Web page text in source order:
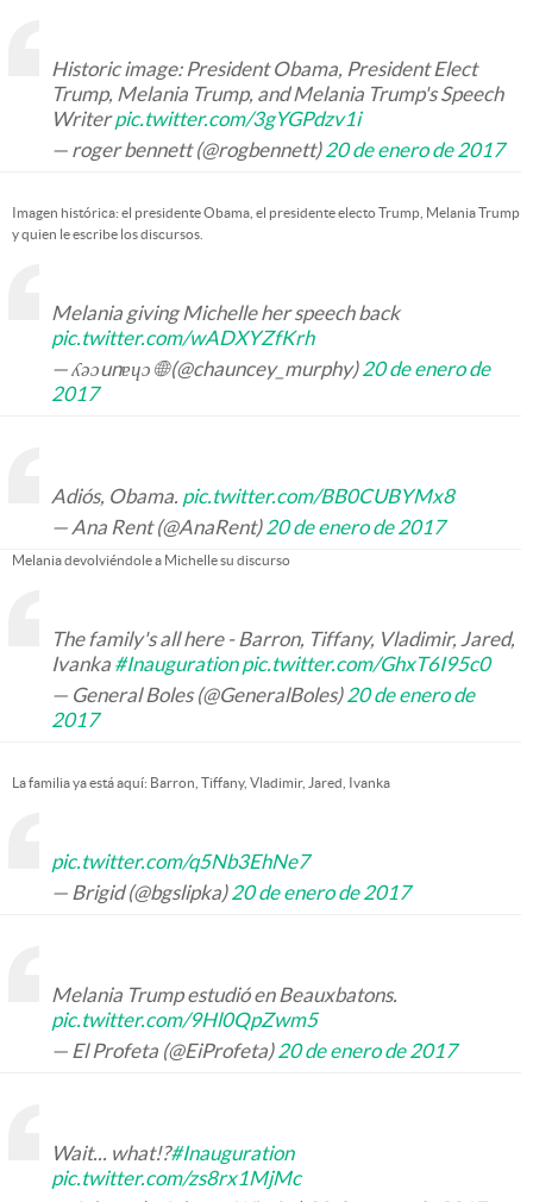
Historic image: President Obama, President Elect
Trump, Melania Trump, and Melania Trump's Speech
Writerpic.twitter.com/3gYGPdzv1i
— roger bennett (@rogbennett)20 de enero de 2017
Imagen histórica: el presidente Obama, el presidente electo Trump, Melania Trump
y quien le escribe los discursos.
Melania giving Michelle her speech back
pic.twitter.com/wADXYZfKrh
— ʎǝɔunɐɥɔ 🌐 (@chauncey_murphy)20 de enero de
2017
Adiós, Obama. pic.twitter.com/BB0CUBYMx8
— Ana Rent (@AnaRent)20 de enero de 2017
Melania devolviéndole a Michelle su discurso
The family's all here - Barron, Tiffany, Vladimir, Jared,
Ivanka #Inauguration pic.twitter.com/GhxT6I95c0
— General Boles (@GeneralBoles)20 de enero de
2017
La familia ya está aquí: Barron, Tiffany, Vladimir, Jared, Ivanka
pic.twitter.com/q5Nb3EhNe7
— Brigid (@bgslipka)20 de enero de 2017
Melania Trump estudió en Beauxbatons.
pic.twitter.com/9Hl0QpZwm5
— El Profeta (@EiProfeta)20 de enero de 2017
Wait... what!?#Inauguration
pic.twitter.com/zs8rx1MjMc